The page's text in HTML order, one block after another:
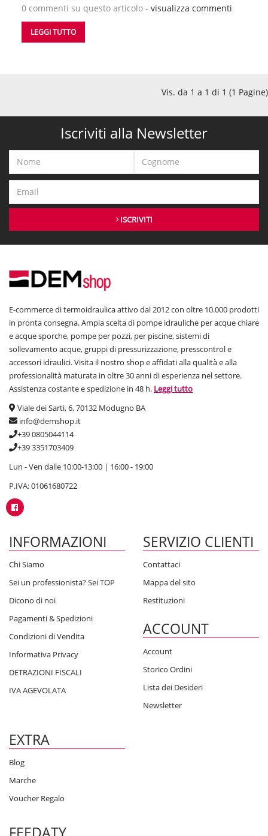
0 commenti su questo articolo - visualizza commenti
LEGGI TUTTO
Vis. da 1 a 1 di 1 (1 Pagine)
Iscriviti alla Newsletter
ISCRIVITI
E-commerce di termoidraulica attivo dal 2012 con oltre 10.000 prodotti
in pronta consegna. Ampia scelta di pompe idrauliche per acque chiare
e acque sporche, pompe per pozzi, per piscine, sistemi di
sollevamento acque, gruppi di pressurizzazione, presscontrol e
accessori idraulici. Visita il nostro shop e affidati alla qualità e alla
professionalità maturata in oltre 30 anni di esperienza nel settore.
Assistenza costante e spedizione in 48 h. Leggi tutto
Viale dei Sarti, 6, 70132 Modugno BA
info@demshop.it
+39 0805044114
+39 3351703409
Lun - Ven dalle 10:00-13:00 | 16:00 - 19:00
P.IVA: 01061680722
INFORMAZIONI
Chi Siamo
Sei un professionista? Sei TOP
Dicono di noi
Pagamenti & Spedizioni
Condizioni di Vendita
Informativa Privacy
DETRAZIONI FISCALI
IVA AGEVOLATA
SERVIZIO CLIENTI
Contattaci
Mappa del sito
Restituzioni
ACCOUNT
Account
Storico Ordini
Lista dei Desideri
Newsletter
EXTRA
Blog
Marche
Voucher Regalo